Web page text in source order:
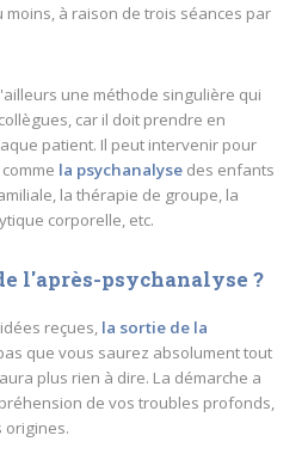
à raison de trois séances par
une méthode singulière qui
car il doit prendre en
patient. Il peut intervenir pour
la psychanalysedes enfants
la thérapie de groupe, la
corporelle, etc.
l'après-psychanalyse ?
reçues, la sortie de la
que vous saurez absolument tout
plus rien à dire. La démarche a
de vos troubles profonds,
origines.